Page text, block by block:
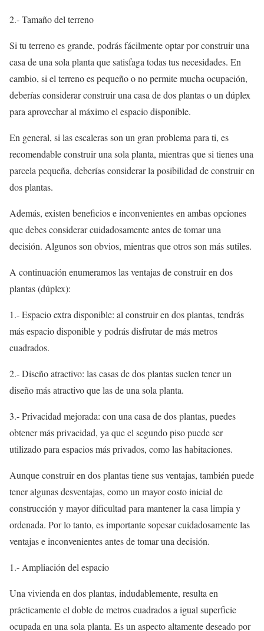
2.- Tamaño del terreno
Si tu terreno es grande, podrás fácilmente optar por construir una
casa de una sola planta que satisfaga todas tus necesidades. En
cambio, si el terreno es pequeño o no permite mucha ocupación,
deberías considerar construir una casa de dos plantas o un dúplex
para aprovechar al máximo el espacio disponible.
En general, si las escaleras son un gran problema para ti, es
recomendable construir una sola planta, mientras que si tienes una
parcela pequeña, deberías considerar la posibilidad de construir en
dos plantas.
Además, existen beneficios e inconvenientes en ambas opciones
que debes considerar cuidadosamente antes de tomar una
decisión. Algunos son obvios, mientras que otros son más sutiles.
A continuación enumeramos las ventajas de construir en dos
plantas (dúplex):
1.- Espacio extra disponible: al construir en dos plantas, tendrás
más espacio disponible y podrás disfrutar de más metros
cuadrados.
2.- Diseño atractivo: las casas de dos plantas suelen tener un
diseño más atractivo que las de una sola planta.
3.- Privacidad mejorada: con una casa de dos plantas, puedes
obtener más privacidad, ya que el segundo piso puede ser
utilizado para espacios más privados, como las habitaciones.
Aunque construir en dos plantas tiene sus ventajas, también puede
tener algunas desventajas, como un mayor costo inicial de
construcción y mayor dificultad para mantener la casa limpia y
ordenada. Por lo tanto, es importante sopesar cuidadosamente las
ventajas e inconvenientes antes de tomar una decisión.
1.- Ampliación del espacio
Una vivienda en dos plantas, indudablemente, resulta en
prácticamente el doble de metros cuadrados a igual superficie
ocupada en una sola planta. Es un aspecto altamente deseado por